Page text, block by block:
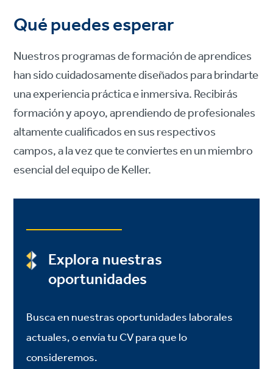
Qué puedes esperar
Nuestros programas de formación de aprendices
han sido cuidadosamente diseñados para brindarte
una experiencia práctica e inmersiva. Recibirás
formación y apoyo, aprendiendo de profesionales
altamente cualificados en sus respectivos
campos, a la vez que te conviertes en un miembro
esencial del equipo de Keller.
Explora nuestras
oportunidades
Busca en nuestras oportunidades laborales
actuales, o envía tu CV para que lo
consideremos.